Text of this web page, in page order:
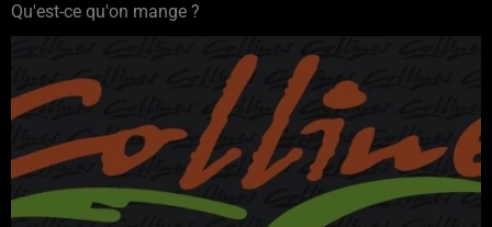
Qu'est-ce qu'on mange ?